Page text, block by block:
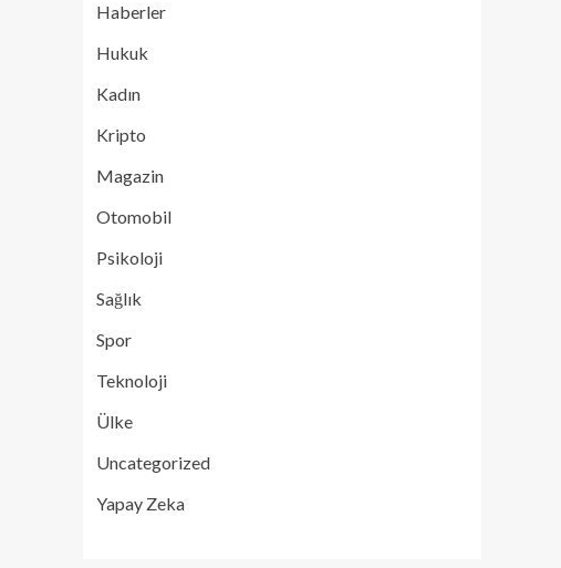
Haberler
Hukuk
Kadın
Kripto
Magazin
Otomobil
Psikoloji
Sağlık
Spor
Teknoloji
Ülke
Uncategorized
Yapay Zeka